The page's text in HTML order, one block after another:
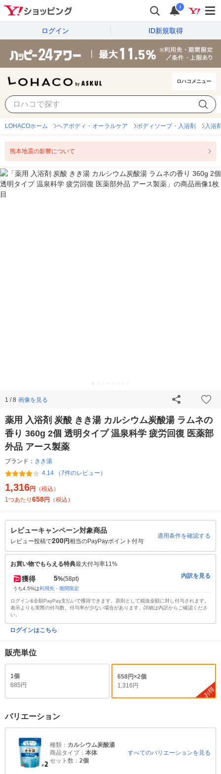
i
ログイン ID新規取得
ロハコメニュー
LOHACOホーム ヘアボディ・オーラルケア ボディソープ・入浴剤 入浴
熊本地震の影響について
1 / 8 画像を見る
薬用 入浴剤 炭酸 きき湯 カルシウム炭酸湯 ラムネの
香り 360g 2個 透明タイプ 温泉科学 疲労回復 医薬部
外品 アース製薬
ブランド： きき湯
4.14 （7件のレビュー）
1,316円
（税込）
1つあたり 658円 （税込）
レビューキャンペーン対象商品
レビュー投稿で200円相当のPayPayポイント付与
適用条件を確認する
お買い物でもらえる特典最大付与率11%
獲得 5%(58pt)
うち4.5%は利用先・期間限定
内訳を見る
ログイン&全額PayPay支払いで獲得できます。原則として税抜金額に対し付与されます。
表示よりも実際の付与数、付与率が少ない場合があります。詳細は内訳からご確認くださ
い。
ログインはこちら
販売単位
1個
685円
658円×2個
1,316円
お得
バリエーション
種類： カルシウム炭酸湯
商品タイプ： 本体
セット数： 2個
すべてのバリエーションを見る